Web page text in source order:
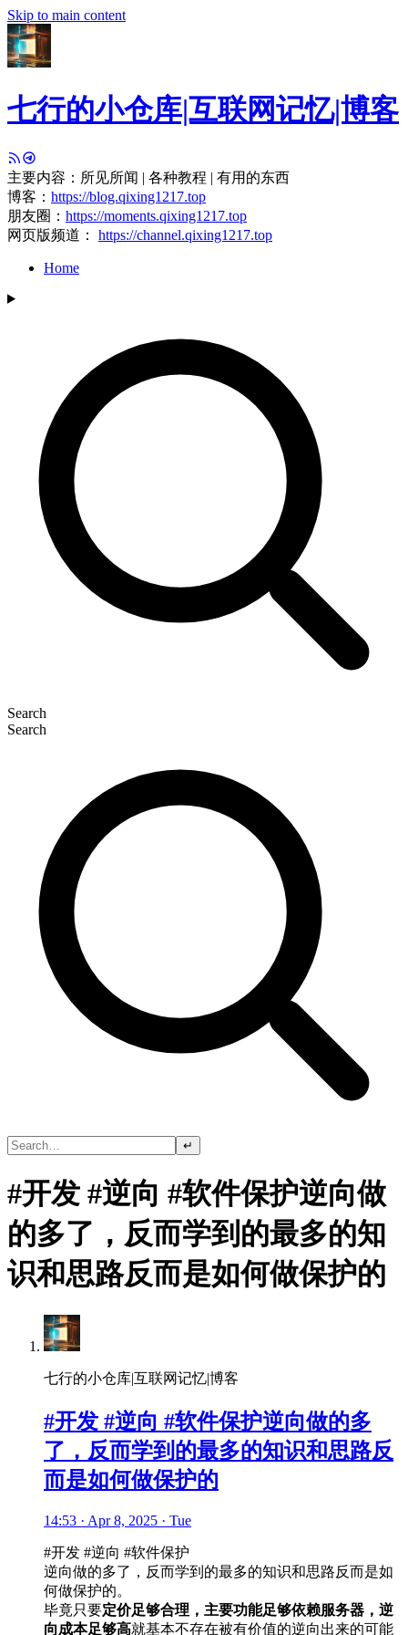
Skip to main content
七行的小仓库|互联网记忆|博客
主要内容：所见所闻 | 各种教程 | 有用的东西
博客： https://blog.qixing1217.top
朋友圈： https://moments.qixing1217.top
网页版频道： https://channel.qixing1217.top
Home
Search
Search
↵
#开发 #逆向 #软件保护逆向做
的多了，反而学到的最多的知
识和思路反而是如何做保护的
七行的小仓库|互联网记忆|博客
#开发 #逆向 #软件保护逆向做的多
了，反而学到的最多的知识和思路反
而是如何做保护的
14:53 · Apr 8, 2025 · Tue
#开发 #逆向 #软件保护
逆向做的多了，反而学到的最多的知识和思路反而是如
何做保护的。
毕竟只要定价足够合理，主要功能足够依赖服务器，逆
向成本足够高就基本不存在被有价值的逆向出来的可能